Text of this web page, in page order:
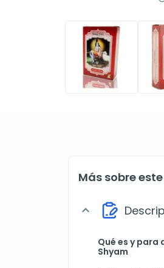
Más sobre
expand_more
Qué es y para
Shyam